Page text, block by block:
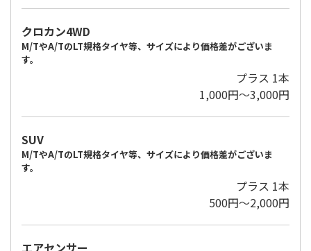
クロカン4WD
M/TやA/TのLT規格タイヤ等、サイズにより価格差がございま
す。
プラス 1本
1,000円～3,000円
SUV
M/TやA/TのLT規格タイヤ等、サイズにより価格差がございま
す。
プラス 1本
500円～2,000円